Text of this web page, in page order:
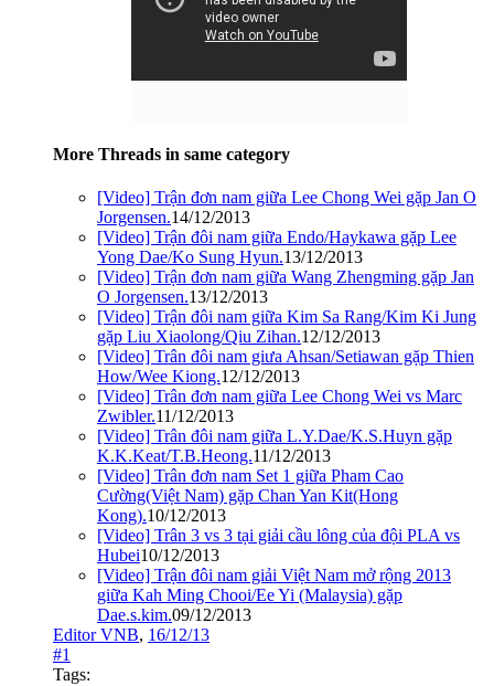
More Threads in same category
[Video] Trận đơn nam giữa Lee Chong Wei gặp Jan O
Jorgensen.14/12/2013
[Video] Trận đôi nam giữa Endo/Haykawa gặp Lee
Yong Dae/Ko Sung Hyun.13/12/2013
[Video] Trận đơn nam giữa Wang Zhengming gặp Jan
O Jorgensen.13/12/2013
[Video] Trận đôi nam giữa Kim Sa Rang/Kim Ki Jung
gặp Liu Xiaolong/Qiu Zihan.12/12/2013
[Video] Trân đôi nam giưa Ahsan/Setiawan gặp Thien
How/Wee Kiong.12/12/2013
[Video] Trân đơn nam giữa Lee Chong Wei vs Marc
Zwibler.11/12/2013
[Video] Trân đôi nam giữa L.Y.Dae/K.S.Huyn gặp
K.K.Keat/T.B.Heong.11/12/2013
[Video] Trân đơn nam Set 1 giữa Pham Cao
Cường(Việt Nam) gặp Chan Yan Kit(Hong
Kong).10/12/2013
[Video] Trân 3 vs 3 tại giải cầu lông của đội PLA vs
Hubei10/12/2013
[Video] Trận đôi nam giải Việt Nam mở rộng 2013
giữa Kah Ming Chooi/Ee Yi (Malaysia) gặp
Dae.s.kim.09/12/2013
Editor VNB, 16/12/13
#1
Tags: